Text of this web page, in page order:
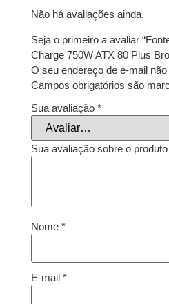
Não há avaliações ainda.
Seja o primeiro a avaliar
Charge 750W ATX 80 Plus
O seu endereço de e-mail
Campos obrigatórios são
Sua avaliação *
Sua avaliação sobre o produto
Nome *
E-mail *